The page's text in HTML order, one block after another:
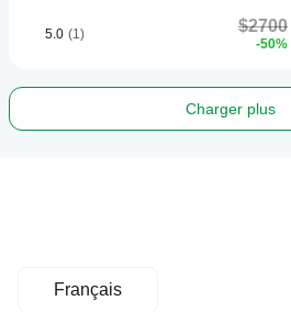
5.0 (1) $2700
-50%
Charger plus
Français